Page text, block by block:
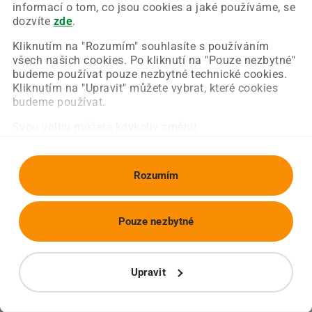
informací o tom, co jsou cookies a jaké používáme, se
dozvíte zde.
Kliknutím na "Rozumím" souhlasíte s používáním
všech našich cookies. Po kliknutí na "Pouze nezbytné"
budeme používat pouze nezbytné technické cookies.
Kliknutím na "Upravit" můžete vybrat, které cookies
budeme používat.
Rozumím
Upravit
Pouze nezbytné
Chyba nastala na naší straně a už ji opravujeme.
Zkuste prosím znovu načíst požadovanou stránku.
Obnovit stránku Úvodní strana